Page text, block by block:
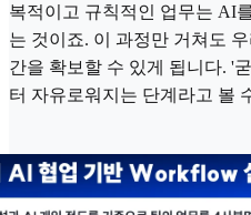
복적이고 규칙적인 업무는 AI
는 것이죠. 이 과정만 거쳐도
간을 확보할 수 있게 됩니다. '
터 자유로워지는 단계라고 볼